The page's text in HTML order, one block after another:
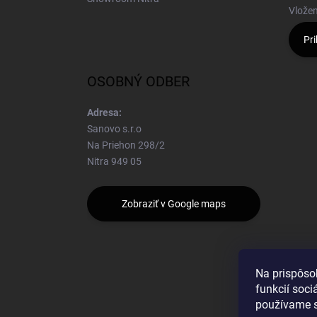
Na
funkcií
používame
OSOBNÝ ODBER
Adresa:
Sanovo s.r.o
Na Priehon 298/2
Nitra 949 05
Zobraziť v Google maps